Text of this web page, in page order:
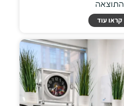
התוצאה
קראו עוד